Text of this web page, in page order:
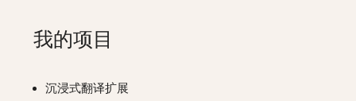
我的项目
沉浸式翻译扩展